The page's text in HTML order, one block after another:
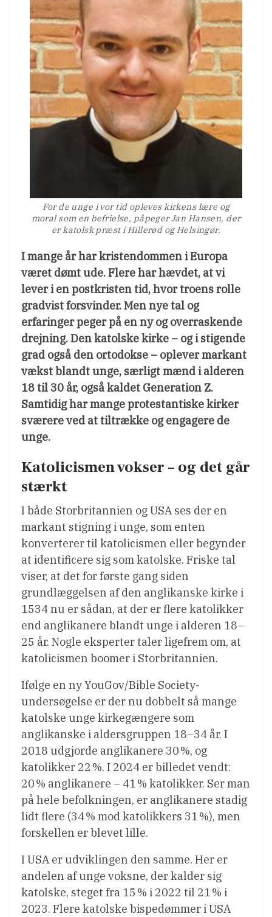
For de unge i vor tid opleves kirkens lære og
moral som en befrielse, påpeger Jan Hansen, der
er katolsk præst i Hillerød og Helsingør.
I mange år har kristendommen i Europa
været dømt ude. Flere har hævdet, at vi
lever i en postkristen tid, hvor troens rolle
gradvist forsvinder. Men nye tal og
erfaringer peger på en ny og overraskende
drejning. Den katolske kirke – og i stigende
grad også den ortodokse – oplever markant
vækst blandt unge, særligt mænd i alderen
18 til 30 år, også kaldet Generation Z.
Samtidig har mange protestantiske kirker
sværere ved at tiltrække og engagere de
unge.
Katolicismen vokser – og det går
stærkt
I både Storbritannien og USA ses der en
markant stigning i unge, som enten
konverterer til katolicismen eller begynder
at identificere sig som katolske. Friske tal
viser, at det for første gang siden
grundlæggelsen af den anglikanske kirke i
1534 nu er sådan, at der er flere katolikker
end anglikanere blandt unge i alderen 18–
25 år. Nogle eksperter taler ligefrem om, at
katolicismen boomer i Storbritannien.
Ifølge en ny YouGov/Bible Society-
undersøgelse er der nu dobbelt så mange
katolske unge kirkegængere som
anglikanske i aldersgruppen 18–34 år. I
2018 udgjorde anglikanere 30 %, og
katolikker 22 %. I 2024 er billedet vendt:
20 % anglikanere – 41 % katolikker. Ser man
på hele befolkningen, er anglikanere stadig
lidt flere (34 % mod katolikkers 31 %), men
forskellen er blevet lille.
I USA er udviklingen den samme. Her er
andelen af unge voksne, der kalder sig
katolske, steget fra 15 % i 2022 til 21 % i
2023. Flere katolske bispedømmer i USA